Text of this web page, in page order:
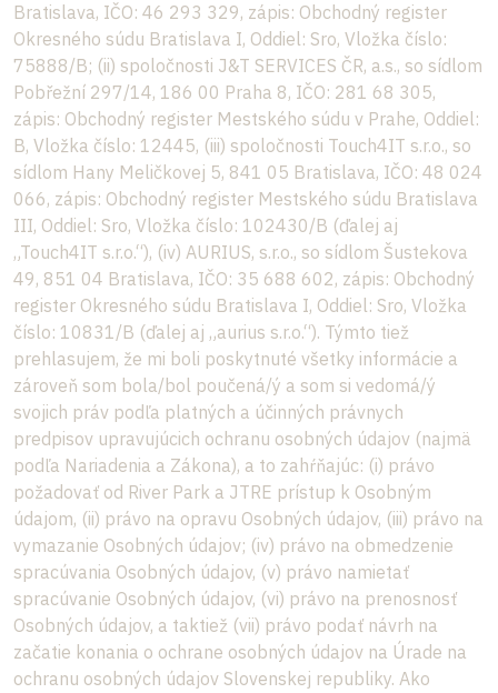
Bratislava, IČO: 46 293 329, zápis: Obchodný register
Okresného súdu Bratislava I, Oddiel: Sro, Vložka číslo:
75888/B; (ii) spoločnosti J&T SERVICES ČR, a.s., so sídlom
Pobřežní 297/14, 186 00 Praha 8, IČO: 281 68 305,
zápis: Obchodný register Mestského súdu v Prahe, Oddiel:
B, Vložka číslo: 12445, (iii) spoločnosti Touch4IT s.r.o., so
sídlom Hany Meličkovej 5, 841 05 Bratislava, IČO: 48 024
066, zápis: Obchodný register Mestského súdu Bratislava
III, Oddiel: Sro, Vložka číslo: 102430/B (ďalej aj
„Touch4IT s.r.o.“), (iv) AURIUS, s.r.o., so sídlom Šustekova
49, 851 04 Bratislava, IČO: 35 688 602, zápis: Obchodný
register Okresného súdu Bratislava I, Oddiel: Sro, Vložka
číslo: 10831/B (ďalej aj „aurius s.r.o.“). Týmto tiež
prehlasujem, že mi boli poskytnuté všetky informácie a
zároveň som bola/bol poučená/ý a som si vedomá/ý
svojich práv podľa platných a účinných právnych
predpisov upravujúcich ochranu osobných údajov (najmä
podľa Nariadenia a Zákona), a to zahŕňajúc: (i) právo
požadovať od River Park a JTRE prístup k Osobným
údajom, (ii) právo na opravu Osobných údajov, (iii) právo na
vymazanie Osobných údajov; (iv) právo na obmedzenie
spracúvania Osobných údajov, (v) právo namietať
spracúvanie Osobných údajov, (vi) právo na prenosnosť
Osobných údajov, a taktiež (vii) právo podať návrh na
začatie konania o ochrane osobných údajov na Úrade na
ochranu osobných údajov Slovenskej republiky. Ako